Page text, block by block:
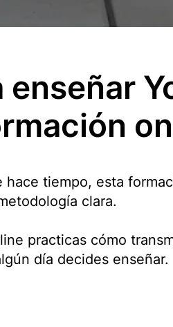
enseñar
hace tiempo, esta
clara.
practicas cómo
día decides enseñar.